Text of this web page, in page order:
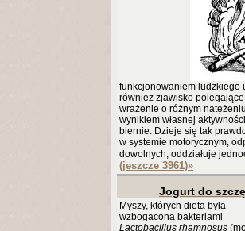
funkcjonowaniem ludzkiego
również zjawisko
wrażenie o różnym
wynikiem własnej
biernie. Dzieje się tak
w systemie motorycznym,
dowolnych, oddziałuje
(jeszcze 3961)»
Jogurt do
Myszy, których dieta była
wzbogacona bakteriami
Lactobacillus rhamnosus